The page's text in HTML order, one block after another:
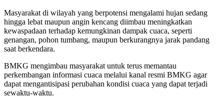
Masyarakat di wilayah yang berpotensi mengalami hujan sedang
hingga lebat maupun angin kencang diimbau meningkatkan
kewaspadaan terhadap kemungkinan dampak cuaca, seperti
genangan, pohon tumbang, maupun berkurangnya jarak pandang
saat berkendara.
BMKG mengimbau masyarakat untuk terus memantau
perkembangan informasi cuaca melalui kanal resmi BMKG agar
dapat mengantisipasi perubahan kondisi cuaca yang dapat terjadi
sewaktu-waktu.